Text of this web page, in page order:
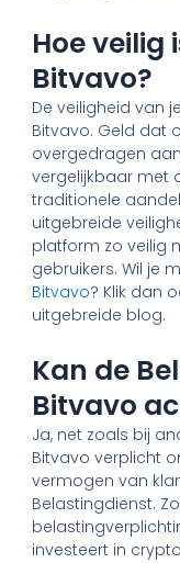
Hoe veilig
Bitvavo?
De veiligheid van
Bitvavo. Geld dat
overgedragen
vergelijkbaar met
traditionele
uitgebreide
platform zo veilig
gebruikers. Wil je
Bitvavo? Klik dan
uitgebreide blog.
Kan de
Bitvavo
Ja, net zoals bij
Bitvavo verplicht
vermogen van
Belastingdienst.
investeert in